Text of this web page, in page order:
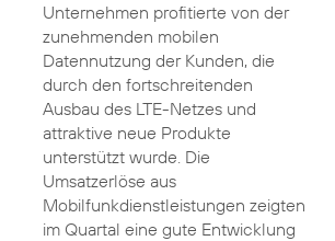
Unternehmen profitierte von der
zunehmenden mobilen
Datennutzung der Kunden, die
durch den fortschreitenden
Ausbau des LTE-Netzes und
attraktive neue Produkte
unterstützt wurde. Die
Umsatzerlöse aus
Mobilfunkdienstleistungen zeigten
im Quartal eine gute Entwicklung